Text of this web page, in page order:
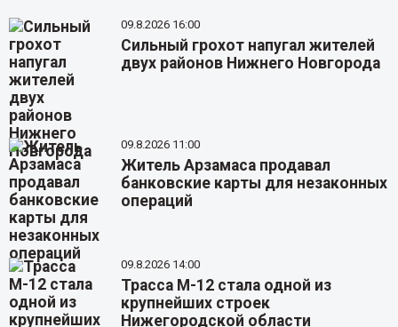
09.8.2026 16:00
Сильный грохот напугал жителей
двух районов Нижнего Новгорода
09.8.2026 11:00
Житель Арзамаса продавал
банковские карты для незаконных
операций
09.8.2026 14:00
Трасса М-12 стала одной из
крупнейших строек
Нижегородской области